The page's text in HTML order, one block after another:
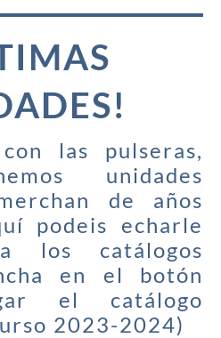
las pulseras,
unidades
de años
podeis echarle
los catálogos
en el botón
el catálogo
2023-2024)